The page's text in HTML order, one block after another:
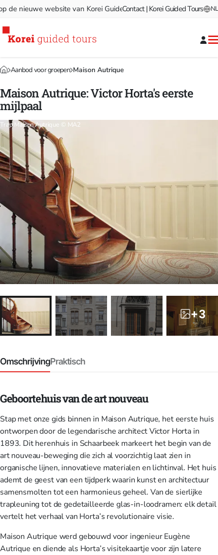
nieuwe website van Korei Guided Tours! Welkom op de
Contact | Korei Guided Tours NL
Aanbod voor groepen Maison Autrique
Maison Autrique: Victor Horta's eerste
mijlpaal
+ 3
Trap Maison Autrique © MA2
OmschrijvingPraktisch
Geboortehuis van de art nouveau
Stap met onze gids binnen in Maison Autrique, het eerste huis
ontworpen door de legendarische architect Victor Horta in
1893. Dit herenhuis in Schaarbeek markeert het begin van de
art nouveau-beweging die zich al voorzichtig laat zien in
organische lijnen, innovatieve materialen en lichtinval. Het huis
ademt de geest van een tijdperk waarin kunst en architectuur
samensmolten tot een harmonieus geheel. Van de sierlijke
trapleuning tot de gedetailleerde glas-in-loodramen: elk detail
vertelt het verhaal van Horta’s revolutionaire visie.
Maison Autrique werd gebouwd voor ingenieur Eugène
Autrique en diende als Horta’s visitekaartje voor zijn latere